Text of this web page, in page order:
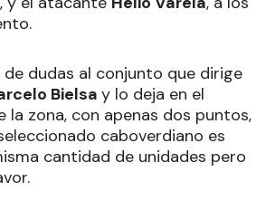
de dudas al conjunto que dirige
Bielsa y lo deja en el
la zona, con apenas dos puntos,
caboverdiano es
cantidad de unidades pero